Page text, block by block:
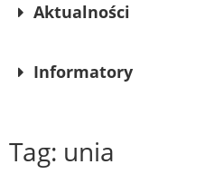
Aktualności
Informatory
Tag: unia